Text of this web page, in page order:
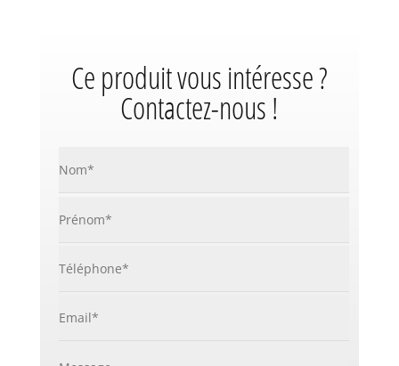
Ce produit vous intéresse ?
Contactez-nous !